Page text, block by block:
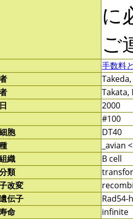
に
ご
手数料
2000
#100
胞
DT40
_avian
織
B cell
類
改変
伝子
Rad54-
命
infinite